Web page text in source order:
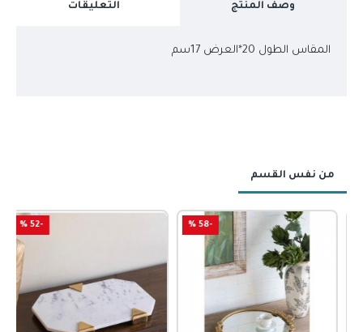
وصف المنتج التعليقات
المقاس الطول 20*العرض 17سم
من نفس القسم
-58 %